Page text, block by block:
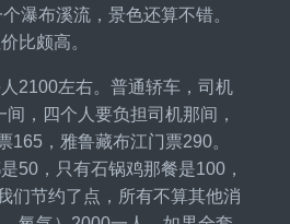
瀑布溪流，景色还算不错。
比颇高。
2100左右。普通轿车，司机
，四个人要负担司机那间，
165，雅鲁藏布江门票290。
50，只有石锅鸡那餐是100，
们节约了点，所有不算其他消